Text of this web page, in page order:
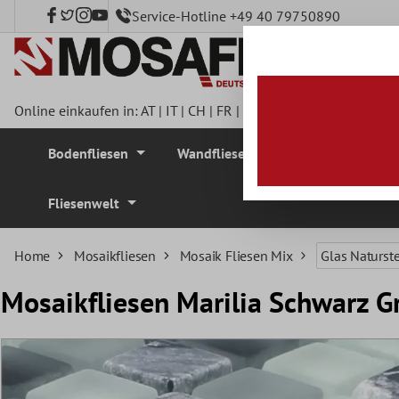
springen Service-Hotline +49 40 79750890
Online einkaufen in:AT| IT| CH | FR |
Bodenfliesen Wandfliesen
Fliesenwelt
Home Mosaikfliesen Mosaik Fliesen Mix Glas
Mosaikfliesen Marilia Schwarz